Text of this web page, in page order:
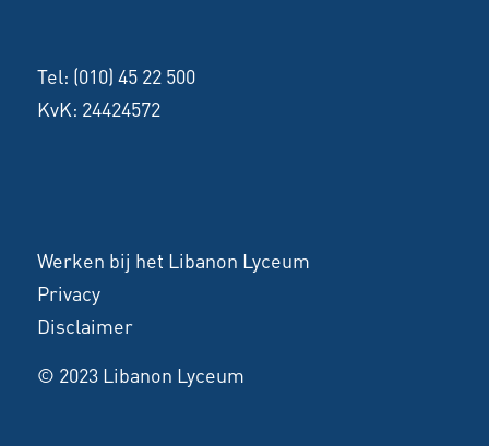
Tel: (010) 45 22 500
KvK: 24424572
Werken bij het Libanon Lyceum
Privacy
Disclaimer
© 2023 Libanon Lyceum